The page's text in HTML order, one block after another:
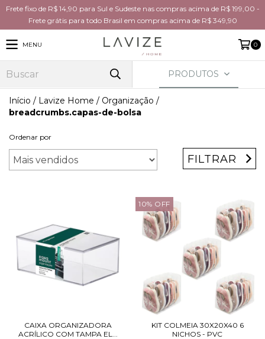
Frete fixo de R$ 14,90 para Sul e Sudeste nas compras acima de R$ 199,00 -
Frete grátis para todo Brasil em compras acima de R$ 349,90
MENU 0
PRODUTOS
Início / Lavize Home / Organização /
breadcrumbs.capas-de-bolsa
Ordenar por
FILTRAR
CAIXA ORGANIZADORA
ACRÍLICO COM TAMPA EL...
10% OFF
KIT COLMEIA 30X20X40 6
NICHOS - PVC